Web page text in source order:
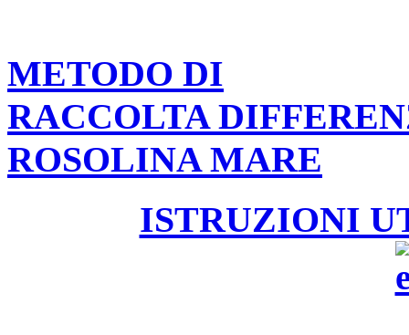
METODO DI
RACCOLTA
ROSOLINA MARE
ISTRUZIONI